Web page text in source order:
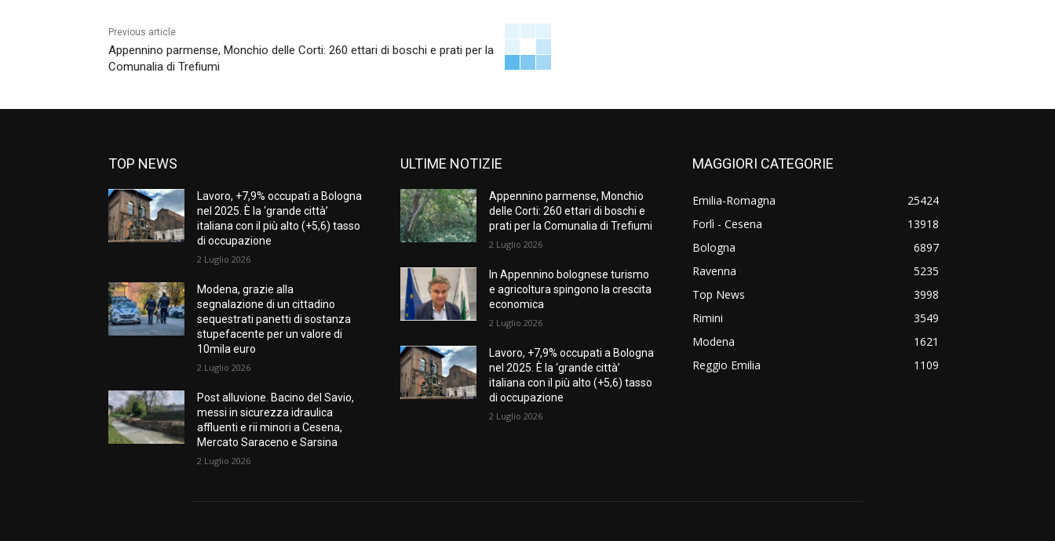
Previous article
Appennino parmense, Monchio delle Corti: 260 ettari di boschi e prati per la
Comunalia di Trefiumi
TOP NEWS
Lavoro, +7,9% occupati a Bologna
nel 2025. È la ‘grande città’
italiana con il più alto (+5,6) tasso
di occupazione
2 Luglio 2026
Modena, grazie alla
segnalazione di un cittadino
sequestrati panetti di sostanza
stupefacente per un valore di
10mila euro
2 Luglio 2026
Post alluvione. Bacino del Savio,
messi in sicurezza idraulica
affluenti e rii minori a Cesena,
Mercato Saraceno e Sarsina
2 Luglio 2026
ULTIME NOTIZIE
Appennino parmense, Monchio
delle Corti: 260 ettari di boschi e
prati per la Comunalia di Trefiumi
2 Luglio 2026
In Appennino bolognese turismo
e agricoltura spingono la crescita
economica
2 Luglio 2026
Lavoro, +7,9% occupati a Bologna
nel 2025. È la ‘grande città’
italiana con il più alto (+5,6) tasso
di occupazione
2 Luglio 2026
MAGGIORI CATEGORIE
Emilia-Romagna
25424
Forlì - Cesena
13918
Bologna
6897
Ravenna
5235
Top News
3998
Rimini
3549
Modena
1621
Reggio Emilia
1109